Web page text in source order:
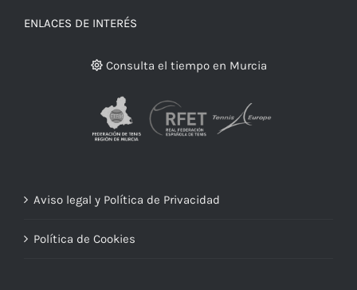
ENLACES DE INTERÉS
Consulta el tiempo en Murcia
Aviso legal y Política de Privacidad
Política de Cookies